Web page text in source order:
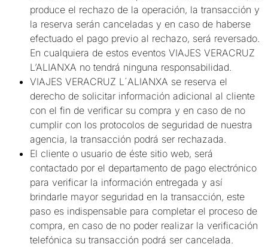
produce el rechazo de la operación, la transacción y
la reserva serán canceladas y en caso de haberse
efectuado el pago previo al rechazo, será reversado.
En cualquiera de estos eventos VIAJES VERACRUZ
L’ALIANXA no tendrá ninguna responsabilidad.
VIAJES VERACRUZ L´ALIANXA se reserva el
derecho de solicitar información adicional al cliente
con el fin de verificar su compra y en caso de no
cumplir con los protocolos de seguridad de nuestra
agencia, la transacción podrá ser rechazada.
El cliente o usuario de éste sitio web, será
contactado por el departamento de pago electrónico
para verificar la información entregada y así
brindarle mayor seguridad en la transacción, este
paso es indispensable para completar el proceso de
compra, en caso de no poder realizar la verificación
telefónica su transacción podrá ser cancelada.